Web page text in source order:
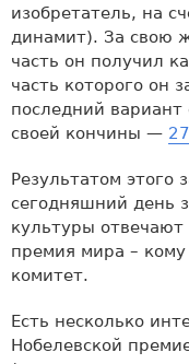
изобретатель, на
динамит). За свою
часть он получил
часть которого он
последний вариант
своей кончины —
Результатом этого
сегодняшний день
культуры
премия мира –
комитет.
Есть несколько
Нобелевской